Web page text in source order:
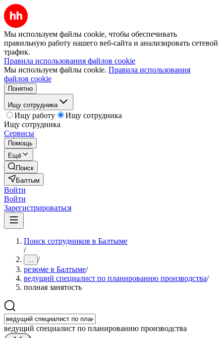
Мы используем файлы cookie, чтобы обеспечивать
правильную работу нашего веб-сайта и анализировать сетевой
трафик.
Правила использования файлов cookie
Мы используем файлы cookie. Правила использования
файлов cookie
Понятно
Ищу сотрудника
Ищу работу
Ищу сотрудника
Ищу сотрудника
Сервисы
Помощь
Ещё
Поиск
Балтым
Войти
Войти
Зарегистрироваться
Поиск сотрудников в Балтыме
/
... /
резюме в Балтыме/
ведущий специалист по планированию производства/
полная занятость
ведущий специалист по планированию производства